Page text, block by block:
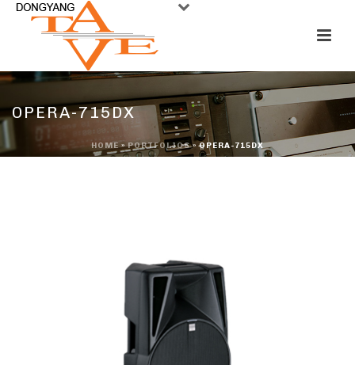
OPERA-715DX
HOME»PORTFOLIOS»OPERA-715DX